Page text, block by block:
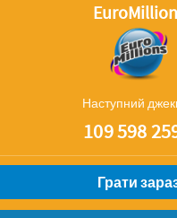
Наступний
109 598
Грати